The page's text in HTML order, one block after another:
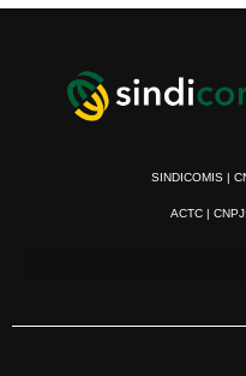
SINDICOMIS |
ACTC |